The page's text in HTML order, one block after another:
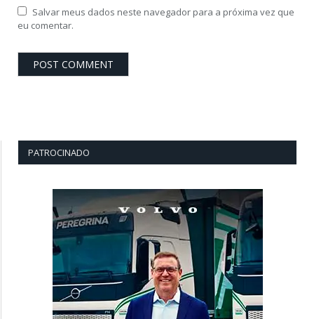
Salvar meus dados neste navegador para a próxima vez que
eu comentar.
PATROCINADO